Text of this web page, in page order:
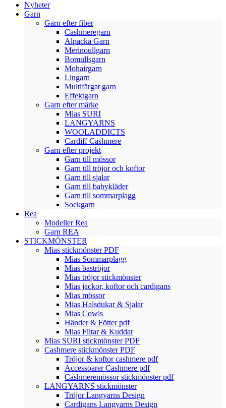
Nyheter
Garn
Garn efter fiber
Cashmeregarn
Alpacka Garn
Merinoullgarn
Bomullsgarn
Mohairgarn
Lingarn
Multifärgat garn
Effektgarn
Garn efter märke
Mias SURI
LANGYARNS
WOOLADDICTS
Cardiff Cashmere
Garn efter projekt
Garn till mössor
Garn till tröjor och koftor
Garn till sjalar
Garn till babykläder
Garn till sommarplagg
Sockgarn
Rea
Modeller Rea
Garn REA
STICKMÖNSTER
Mias stickmönster PDF
Mias Sommarplagg
Mias baströjor
Mias tröjor stickmönster
Mias jackor, koftor och cardigans
Mias mössor
Mias Halsdukar & Sjalar
Mias Cowls
Händer & Fötter pdf
Mias Filtar & Kuddar
Mias SURI stickmönster PDF
Cashmere stickmönster PDF
Tröjor & koftor cashmere pdf
Accessoarer Cashmere pdf
Cashmeremössor stickmönster pdf
LANGYARNS stickmönster
Tröjor Langyarns Design
Cardigans Langyarns Design